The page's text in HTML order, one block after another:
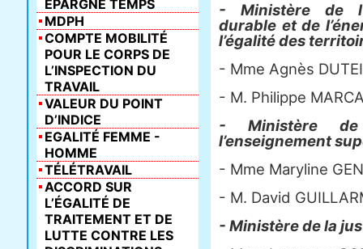
- Ministère de
durable et de
l’égalité des
- Mme Agnès
- M. Philippe
- Ministère de
l’enseignement
- Mme Maryline
- M. David
- Ministère de la
ÉPARGNE TEMPS
MDPH
COMPTE MOBILITÉ
POUR LE CORPS DE
L’INSPECTION DU
TRAVAIL
VALEUR DU POINT
D’INDICE
EGALITÉ FEMME -
HOMME
TÉLÉTRAVAIL
ACCORD SUR
L’ÉGALITÉ DE
TRAITEMENT ET DE
LUTTE CONTRE LES